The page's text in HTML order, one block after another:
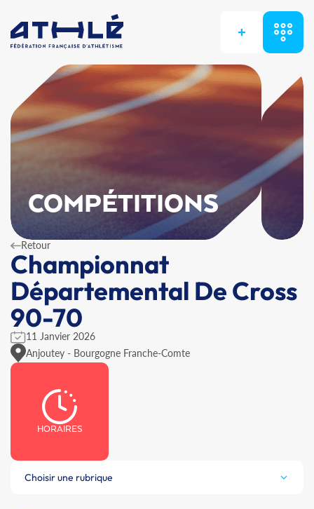
+
COMPÉTITIONS
Retour
Championnat
Départemental De Cross
90-70
11 Janvier 2026
Anjoutey - Bourgogne Franche-Comte
HORAIRES
Choisir une rubrique